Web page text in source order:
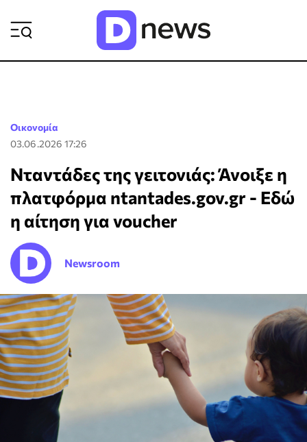
Οικονομία
03.06.2026 17:26
Νταντάδες της γειτονιάς: Άνοιξε η
πλατφόρμα ntantades.gov.gr - Εδώ
η αίτηση για voucher
Newsroom